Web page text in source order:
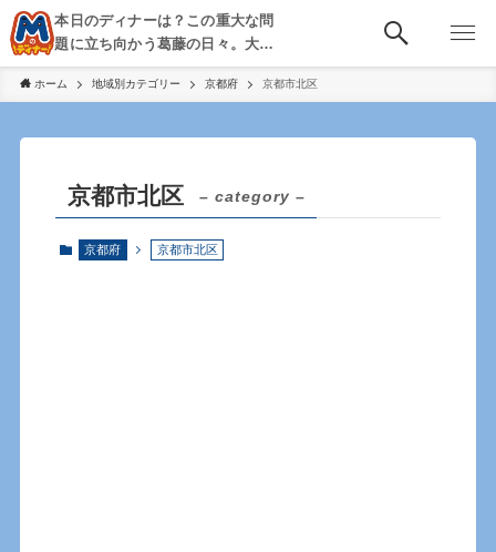
本日のディナーは？この重大な問
題に立ち向かう葛藤の日々。大
阪・京都・神戸を中心とした食べ
歩き、飲み歩きを綴る。
ホーム 地域別カテゴリー 京都府 京都市北区
京都市北区 – category –
京都府 京都市北区